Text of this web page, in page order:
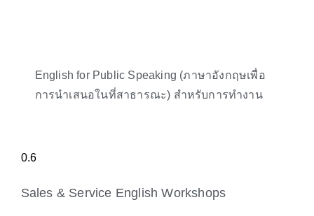
English for Public Speaking (ภาษาอังกฤษเพื่อ
การนำเสนอในที่สาธารณะ) สำหรับการทำงาน
Sales & Service English Workshops